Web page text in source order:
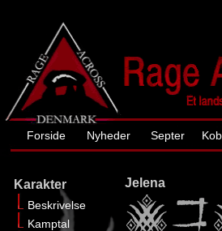
Forside Nyheder Septer
Karakter
Beskrivelse
Kamptal
Jelena